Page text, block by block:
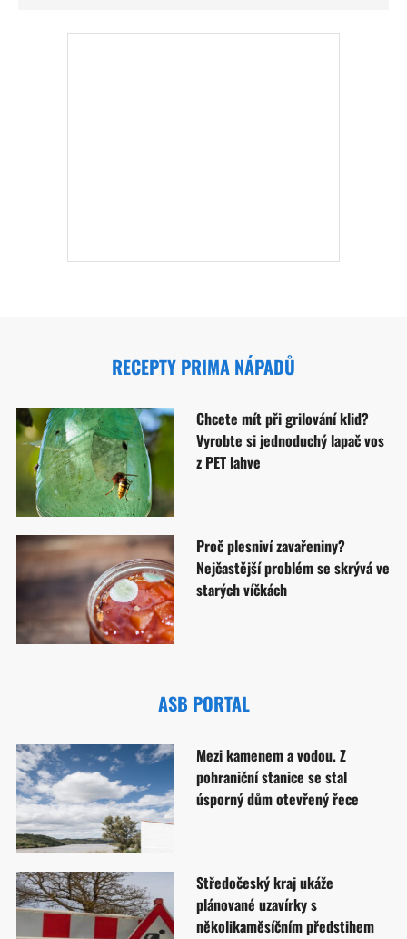
RECEPTY PRIMA NÁPADŮ
Chcete mít při grilování klid?
Vyrobte si jednoduchý lapač vos
z PET lahve
Proč plesniví zavařeniny?
Nejčastější problém se skrývá ve
starých víčkách
ASB PORTAL
Mezi kamenem a vodou. Z
pohraniční stanice se stal
úsporný dům otevřený řece
Středočeský kraj ukáže
plánované uzavírky s
několikaměsíčním předstihem